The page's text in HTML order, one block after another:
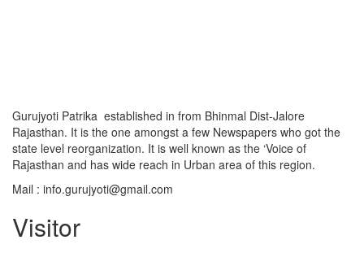
Gurujyoti Patrika established in from Bhinmal Dist-Jalore
Rajasthan. It is the one amongst a few Newspapers who got the
state level reorganization. It is well known as the ‘Voice of
Rajasthan and has wide reach in Urban area of this region.
Mail : info.gurujyoti@gmail.com
Visitor